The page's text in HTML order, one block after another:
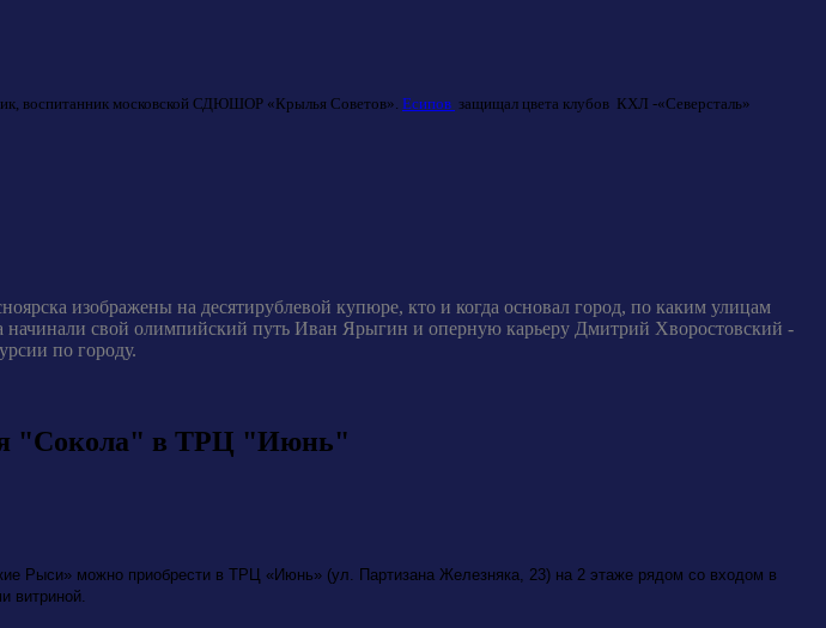
воспитанник московской СДЮШОР «Крылья Советов». Есипов защищал цвета клубов КХЛ -«Северсталь»
изображены на десятирублевой купюре, кто и когда основал город, по каким улицам
начинали свой олимпийский путь Иван Ярыгин и оперную карьеру Дмитрий Хворостовский -
по городу.
"Сокола" в ТРЦ "Июнь"
Рыси» можно приобрести в ТРЦ «Июнь» (ул. Партизана Железняка, 23) на 2 этаже рядом со входом в
витриной.